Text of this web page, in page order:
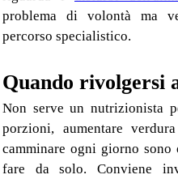
problema di volontà ma
percorso specialistico.
Quando rivolgersi
Non serve un nutrizionista
porzioni, aumentare
camminare ogni giorno sono
fare da solo. Conviene